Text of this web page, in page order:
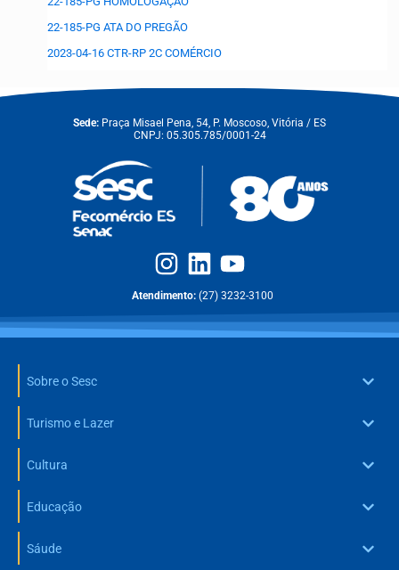
22-185-PG ATA DO PREGÃO
2023-04-16 CTR-RP 2C COMÉRCIO
Sede: Praça Misael Pena, 54, P. Moscoso, Vitória / ES
CNPJ: 05.305.785/0001-24
Atendimento: (27) 3232-3100
Sobre o Sesc
Turismo e Lazer
Cultura
Educação
Sáude